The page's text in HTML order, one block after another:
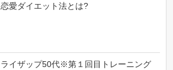
恋愛ダイエット法とは?
ライザップ50代※第１回目トレーニング